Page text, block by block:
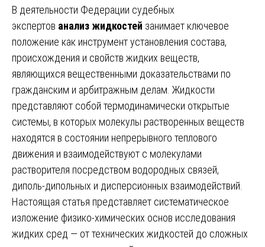
В деятельности Федерации судебных
экспертов анализ жидкостей занимает ключевое
положение как инструмент установления состава,
происхождения и свойств жидких веществ,
являющихся вещественными доказательствами по
гражданским и арбитражным делам. Жидкости
представляют собой термодинамически открытые
системы, в которых молекулы растворенных веществ
находятся в состоянии непрерывного теплового
движения и взаимодействуют с молекулами
растворителя посредством водородных связей,
диполь-дипольных и дисперсионных взаимодействий.
Настоящая статья представляет систематическое
изложение физико-химических основ исследования
жидких сред — от технических жидкостей до сложных